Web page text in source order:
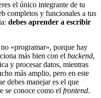
el único integrante de tu
completos y funcionales a tus
debes aprender a escribir
«programar», porque hay
más bien con el backend,
y procesar datos, mientras
más amplio, pero en este
debes manejar es el que
se conoce como el frontend.